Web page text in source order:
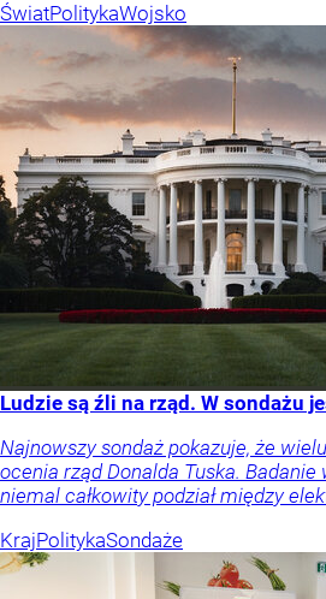
ŚwiatPolitykaWojsko
Ludzie są źli na rząd. W sondażu
Najnowszy sondaż pokazuje, że
ocenia rząd Donalda Tuska. Badanie
niemal całkowity podział między
KrajPolitykaSondaże